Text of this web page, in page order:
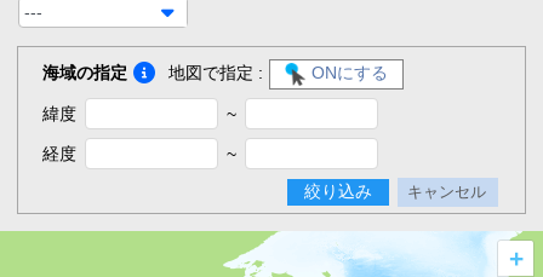
---
海域の指定 地図で指定 : ONにする
緯度 ~
経度
~
絞り込み
キャンセル
+